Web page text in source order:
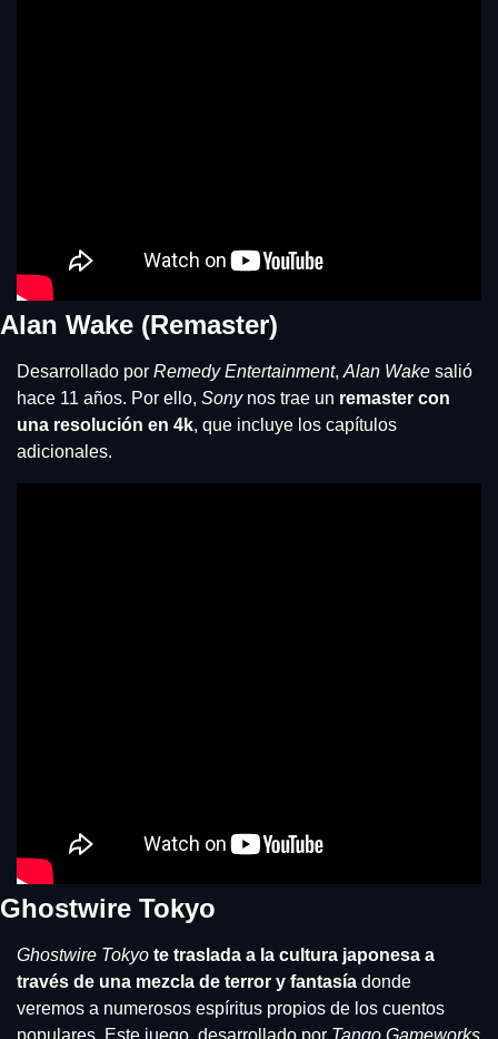
Alan Wake (Remaster)
Desarrollado por Remedy Entertainment, Alan Wake salió
hace 11 años. Por ello, Sony nos trae un remaster con
una resolución en 4k, que incluye los capítulos
adicionales.
Ghostwire Tokyo
Ghostwire Tokyo te traslada a la cultura japonesa a
través de una mezcla de terror y fantasía donde
veremos a numerosos espíritus propios de los cuentos
populares. Este juego, desarrollado por Tango Gameworks